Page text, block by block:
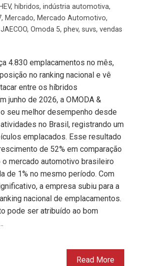
HEV, híbridos, indústria automotiva,
, Mercado, Mercado Automotivo,
, Omoda 5, phev, suvs, vendas
4.830 emplacamentos no mês,
no ranking nacional e vê
entre os híbridos
junho de 2026, a OMODA &
seu melhor desempenho desde
no Brasil, registrando um
emplacados. Esse resultado
de 52% em comparação
o mercado automotivo brasileiro
de 1% no mesmo período. Com
a empresa subiu para a
nacional de emplacamentos.
pode ser atribuído ao bom
Read More